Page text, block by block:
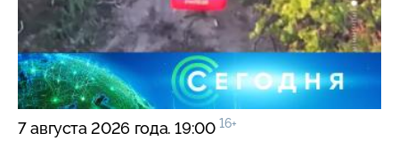
7 августа 2026 года. 19:00 16+